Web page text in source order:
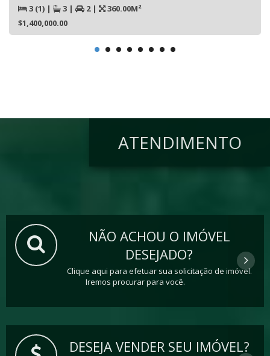
3 (1) | 3 | 2 |
360.00M²
$1,400,000.00
ATENDIMENTO
NÃO ACHOU O IMÓVEL
DESEJADO?
Clique aqui para efetuar sua solicitação de imóvel.
Iremos procurar para você.
DESEJA VENDER SEU IMÓVEL?